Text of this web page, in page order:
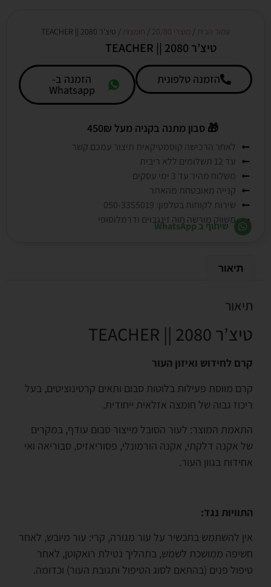
עמוד הבית / מוצרי 20/80 / חומצות / טיצ’ר 2080 || TEACHER
טיצ’ר 2080 || TEACHER
הזמנה טלפונית הזמנה ב-
Whatsapp
🎁 סבון מתנה בקניה מעל 450₪
לאחר הרכישה קוסמטיקאית תיצור עמכם קשר
עד 12 תשלומים ללא ריבית
משלוח מהיר עד 3 ימי עסקים
קנייה מאובטחת מהאתר
שירות לקוחות בטלפון: 050-3355019
משווק מורשה חוה זינגבוים ודרמלוסופי
שיתוף ב WhatsApp
תיאור
תיאור
טיצ’ר 2080 || TEACHER
קרם לחידוש ואיזון העור
קרם מווסת פעילות בלוטות סבום ותאים קרטינוציטים, בעל
ריכוז גבוה של חומצה אזלאית ייחודית.
התאמת המוצר: לעור הסובל מייצור סבום עודף, במקרים
של אקנה דלקתי, אקנה הורמונלי, פסוריאזיס, סבוריאה ואי
אחידות בגוון העור.
התוויות נגד:
אין להשתמש בתכשיר על עור מגורה, קרי: עור מיובש, לאחר
חשיפה ממושכת לשמש, בתהליך נטילת רואקוטן, לאחר
טיפול פנים (בהתאם לסוג הטיפול ותגובת העור) וכדומה.